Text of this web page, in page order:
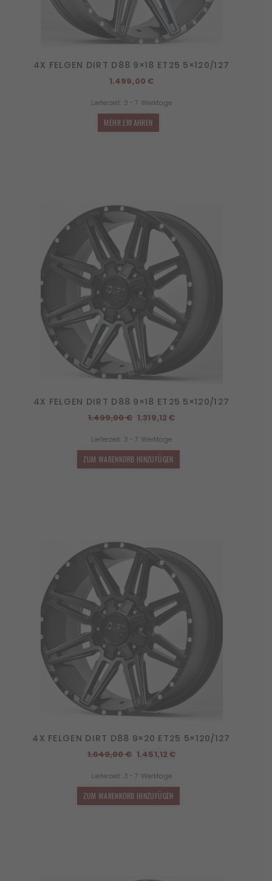
4X FELGEN DIRT D88 9×18 ET25 5×120/127
1.499,00€
Lieferzeit: 3 - 7 Werktage
MEHR ERFAHREN
4X FELGEN DIRT D88 9×18 ET25 5×120/127
1.499,00€ Ursprünglicher
war:
1.499,00 €
1.319,12€Aktueller
Lieferzeit: 3 - 7 Werktage
ZUM WARENKORB HINZUFÜGEN
4X FELGEN DIRT D88 9×20 ET25 5×120/127
1.649,00€ Ursprünglicher
war:
1.649,00 €
1.451,12€Aktueller
Lieferzeit: 3 - 7 Werktage
ZUM WARENKORB HINZUFÜGEN